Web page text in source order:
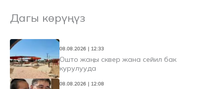
Дагы көрүңүз
08.08.2026 | 12:33
Ошто жаңы сквер жана сейил бак
курулууда
08.08.2026 | 12:08